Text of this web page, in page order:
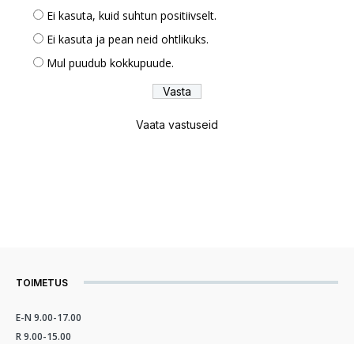
Ei kasuta, kuid suhtun positiivselt.
Ei kasuta ja pean neid ohtlikuks.
Mul puudub kokkupuude.
Vaata vastuseid
TOIMETUS
E-N 9.00-17.00
R 9.00-15.00